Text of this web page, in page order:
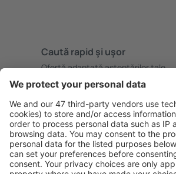
Caută rapid şi uşor
Ofertă adaptată aşteptărilor tale.
Planifică ȋn siguranţă
Rezervare fără griji cu opțiune
Economiseşte mai mult
Prețuri atractive și oferte speciale